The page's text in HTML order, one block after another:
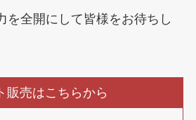
を全開にして皆様をお待ちし
販売はこちらから